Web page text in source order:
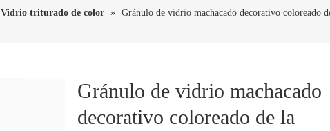
Vidrio triturado de color » Gránulo de vidrio machacado decorativo coloreado
Gránulo de vidrio machacado
decorativo coloreado de la